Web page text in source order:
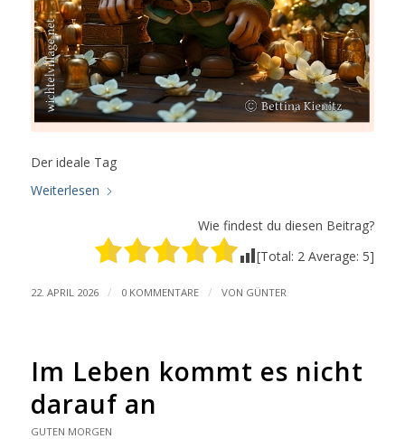
Der ideale Tag
Weiterlesen
Wie findest du diesen Beitrag?
[Total: 2 Average: 5]
22. APRIL 2026 / 0 KOMMENTARE / VON GÜNTER
Im Leben kommt es nicht
darauf an
GUTEN MORGEN